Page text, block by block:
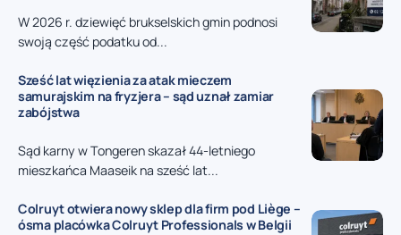
W 2026 r. dziewięć brukselskich gmin podnosi
swoją część podatku od...
Sześć lat więzienia za atak mieczem
samurajskim na fryzjera – sąd uznał zamiar
zabójstwa
Sąd karny w Tongeren skazał 44-letniego
mieszkańca Maaseik na sześć lat...
Colruyt otwiera nowy sklep dla firm pod Liège –
ósma placówka Colruyt Professionals w Belgii